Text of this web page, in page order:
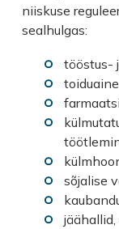
niiskuse
sealhulgas:
tööstus-
sõjalise
jäähallid,